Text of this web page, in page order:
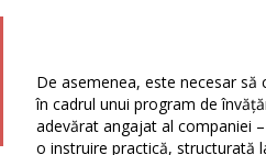
De asemenea, este necesar să
în cadrul unui program de
adevărat angajat al companiei
o instruire practică, structurată